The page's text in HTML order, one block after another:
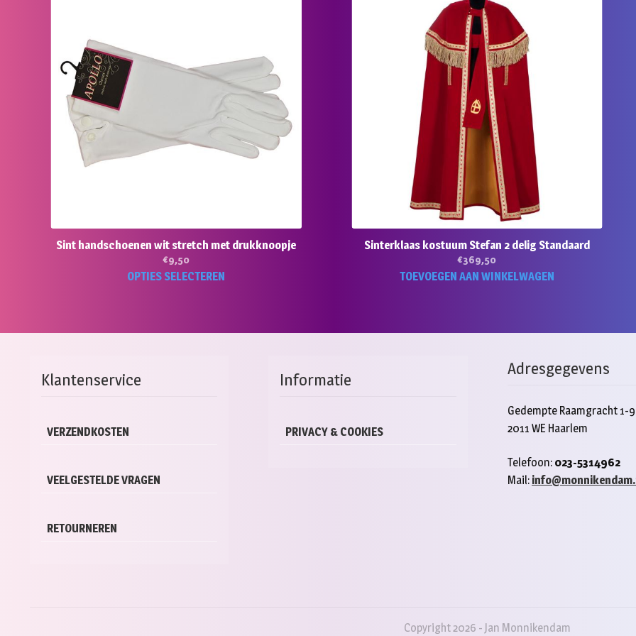
Sint handschoenen wit stretch met drukknoopje
€9,50
OPTIES SELECTEREN
variaties.
kan
op
Sinterklaas kostuum Stefan 2 delig Standaard
€369,50
TOEVOEGEN AAN WINKELWAGEN
Klantenservice
VERZENDKOSTEN
VEELGESTELDE VRAGEN
RETOURNEREN
Informatie
PRIVACY & COOKIES
Adresgegevens
Gedempte Raamgracht 1-9
2011 WE Haarlem
Telefoon: 023-5314962
Mail:
Copyright 2026 - Jan Monnikendam